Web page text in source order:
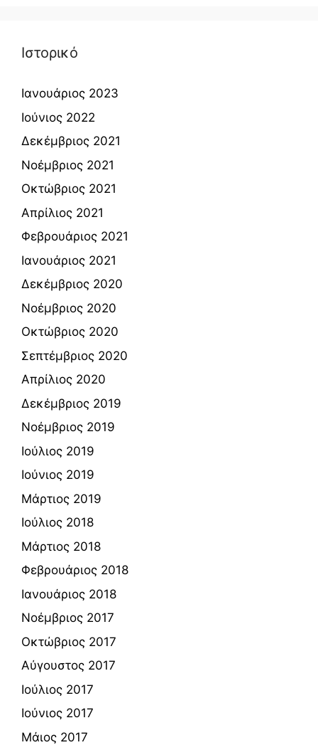
Ιστορικό
Ιανουάριος 2023
Ιούνιος 2022
Δεκέμβριος 2021
Νοέμβριος 2021
Οκτώβριος 2021
Απρίλιος 2021
Φεβρουάριος 2021
Ιανουάριος 2021
Δεκέμβριος 2020
Νοέμβριος 2020
Οκτώβριος 2020
Σεπτέμβριος 2020
Απρίλιος 2020
Δεκέμβριος 2019
Νοέμβριος 2019
Ιούλιος 2019
Ιούνιος 2019
Μάρτιος 2019
Ιούλιος 2018
Μάρτιος 2018
Φεβρουάριος 2018
Ιανουάριος 2018
Νοέμβριος 2017
Οκτώβριος 2017
Αύγουστος 2017
Ιούλιος 2017
Ιούνιος 2017
Μάιος 2017